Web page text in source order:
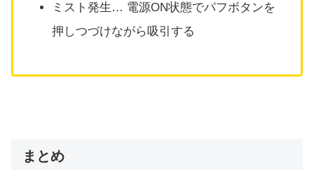
ミスト発生… 電源ON状態でパフボタンを
押しつづけながら吸引する
まとめ